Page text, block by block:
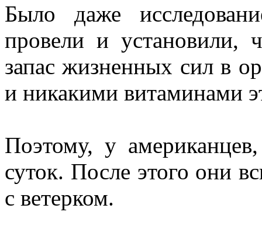
Было даже
провели и установили,
запас жизненных сил в
и никакими витаминами
Поэтому, у
суток. После этого они
с ветерком.